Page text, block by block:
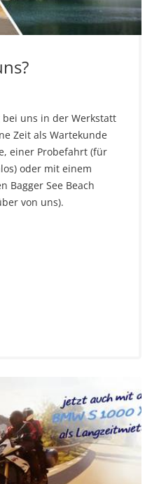
uns in der Werkstatt
Zeit als Wartekunde
einer Probefahrt (für
oder mit einem
Bagger See Beach
von uns).